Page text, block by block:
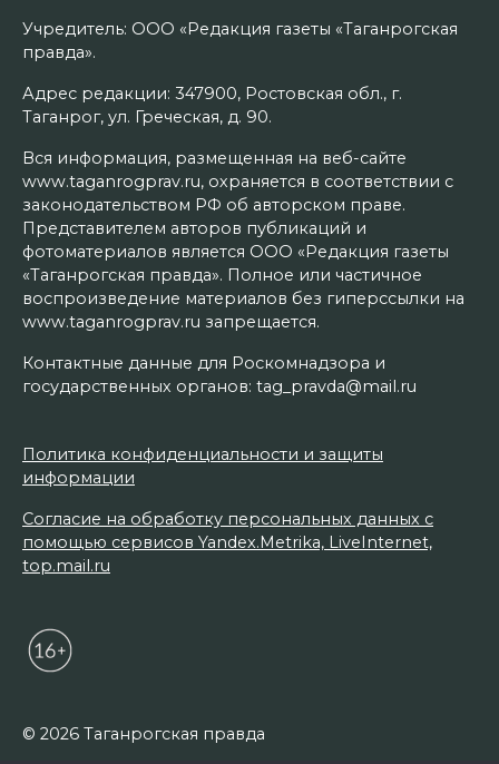
Учредитель: ООО «Редакция газеты «Таганрогская
правда».
Адрес редакции: 347900, Ростовская обл., г.
Таганрог, ул. Греческая, д. 90.
Вся информация, размещенная на веб-сайте
www.taganrogprav.ru, охраняется в соответствии с
законодательством РФ об авторском праве.
Представителем авторов публикаций и
фотоматериалов является ООО «Редакция газеты
«Таганрогская правда». Полное или частичное
воспроизведение материалов без гиперссылки на
www.taganrogprav.ru запрещается.
Контактные данные для Роскомнадзора и
государственных органов: tag_pravda@mail.ru
Политика конфиденциальности и защиты
информации
Согласие на обработку персональных данных с
помощью сервисов Yandex.Metrika, LiveInternet,
top.mail.ru
© 2026 Таганрогская правда